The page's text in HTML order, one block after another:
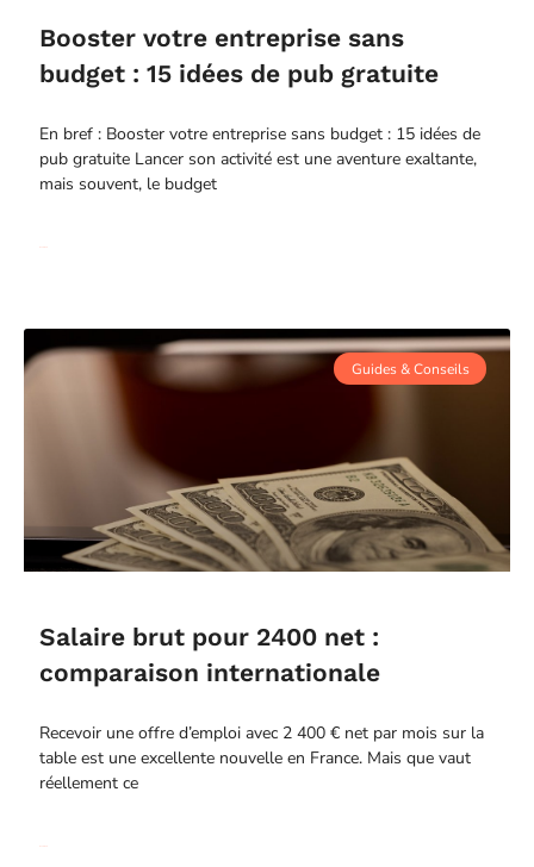
Booster votre entreprise sans
budget : 15 idées de pub gratuite
En bref : Booster votre entreprise sans budget : 15 idées de
pub gratuite Lancer son activité est une aventure exaltante,
mais souvent, le budget
Guides & Conseils
Salaire brut pour 2400 net :
comparaison internationale
Recevoir une offre d’emploi avec 2 400 € net par mois sur la
table est une excellente nouvelle en France. Mais que vaut
réellement ce